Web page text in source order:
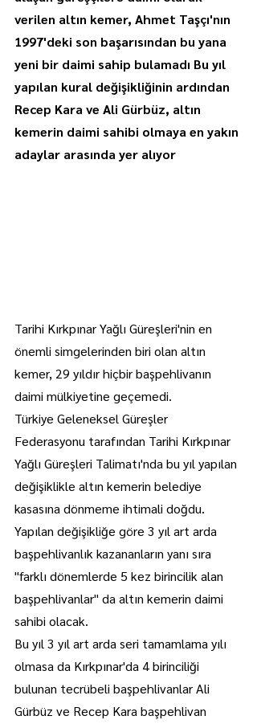
verilen altın kemer, Ahmet Taşçı'nın
1997'deki son başarısından bu yana
yeni bir daimi sahip bulamadı Bu yıl
yapılan kural değişikliğinin ardından
Recep Kara ve Ali Gürbüz, altın
kemerin daimi sahibi olmaya en yakın
adaylar arasında yer alıyor
Tarihi Kırkpınar Yağlı Güreşleri'nin en
önemli simgelerinden biri olan altın
kemer, 29 yıldır hiçbir başpehlivanın
daimi mülkiyetine geçemedi.
Türkiye Geleneksel Güreşler
Federasyonu tarafından Tarihi Kırkpınar
Yağlı Güreşleri Talimatı'nda bu yıl yapılan
değişiklikle altın kemerin belediye
kasasına dönmeme ihtimali doğdu.
Yapılan değişikliğe göre 3 yıl art arda
başpehlivanlık kazananların yanı sıra
"farklı dönemlerde 5 kez birincilik alan
başpehlivanlar" da altın kemerin daimi
sahibi olacak.
Bu yıl 3 yıl art arda seri tamamlama yılı
olmasa da Kırkpınar'da 4 birinciliği
bulunan tecrübeli başpehlivanlar Ali
Gürbüz ve Recep Kara başpehlivan